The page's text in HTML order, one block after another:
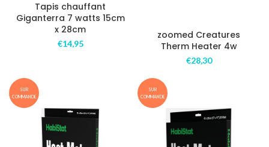
Tapis chauffant
Giganterra 7 watts 15cm
x 28cm
€14,95
zoomed Creatures
Therm Heater 4w
€28,30
SUR
COMMANDE
SUR
COMMANDE